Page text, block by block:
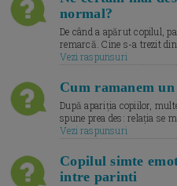
normal?
De când a apărut copilul,
remarcă. Cine s-a trezit
Vezi raspunsuri
Cum ramanem
După apariția copiilor,
spune prea des: relația se
Vezi raspunsuri
Copilul simte
intre parinti